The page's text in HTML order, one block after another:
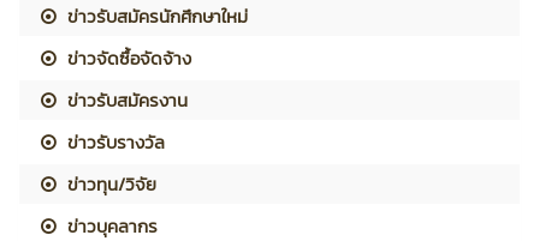
ข่าวรับสมัครนักศึกษาใหม่
ข่าวจัดซื้อจัดจ้าง
ข่าวรับสมัครงาน
ข่าวรับรางวัล
ข่าวทุน/วิจัย
ข่าวบุคลากร